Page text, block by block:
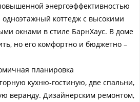
энергоэффективностью
коттедж с высокими
окнами в стиле БарнХаус. В доме
но его комфортно и бюджетно –
планировка
кухню-гостиную, две спальни,
веранду. Дизайнерским ремонтом,